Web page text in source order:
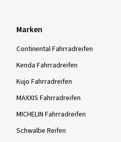
Marken
Continental Fahrradreifen
Kenda Fahrradreifen
Kujo Fahrradreifen
MAXXIS Fahrradreifen
MICHELIN Fahrradreifen
Schwalbe Reifen